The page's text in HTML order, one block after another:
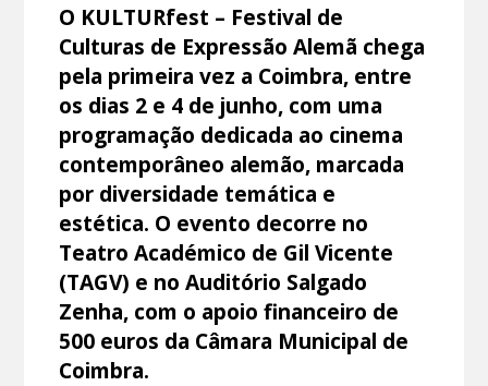
O KULTURfest – Festival de
Culturas de Expressão Alemã chega
pela primeira vez a Coimbra, entre
os dias 2 e 4 de junho, com uma
programação dedicada ao cinema
contemporâneo alemão, marcada
por diversidade temática e
estética. O evento decorre no
Teatro Académico de Gil Vicente
(TAGV) e no Auditório Salgado
Zenha, com o apoio financeiro de
500 euros da Câmara Municipal de
Coimbra.